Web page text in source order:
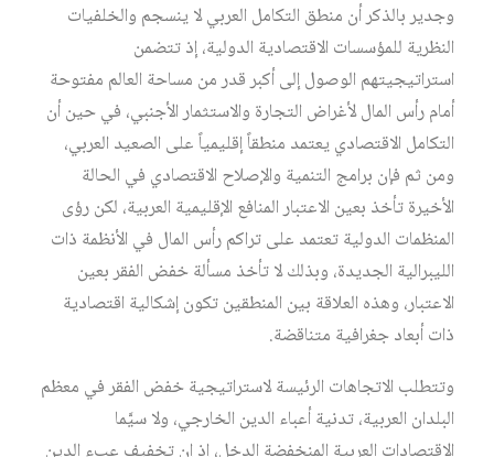
وجدير بالذكر أن منطق التكامل العربي لا ينسجم والخلفيات
النظرية للمؤسسات الاقتصادية الدولية، إذ تتضمن
استراتيجيتهم الوصول إلى أكبر قدر من مساحة العالم مفتوحة
أمام رأس المال لأغراض التجارة والاستثمار الأجنبي، في حين أن
التكامل الاقتصادي يعتمد منطقاً إقليمياً على الصعيد العربي،
ومن ثم فإن برامج التنمية والإصلاح الاقتصادي في الحالة
الأخيرة تأخذ بعين الاعتبار المنافع الإقليمية العربية، لكن رؤى
المنظمات الدولية تعتمد على تراكم رأس المال في الأنظمة ذات
الليبرالية الجديدة، وبذلك لا تأخذ مسألة خفض الفقر بعين
الاعتبار، وهذه العلاقة بين المنطقين تكون إشكالية اقتصادية
ذات أبعاد جغرافية متناقضة.
وتتطلب الاتجاهات الرئيسة لاستراتيجية خفض الفقر في معظم
البلدان العربية، تدنية أعباء الدين الخارجي، ولا سيَّما